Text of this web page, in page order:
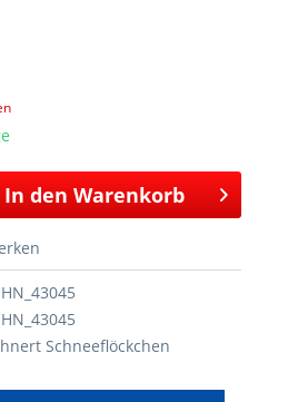
In den Warenkorb
Schneeflöckchen